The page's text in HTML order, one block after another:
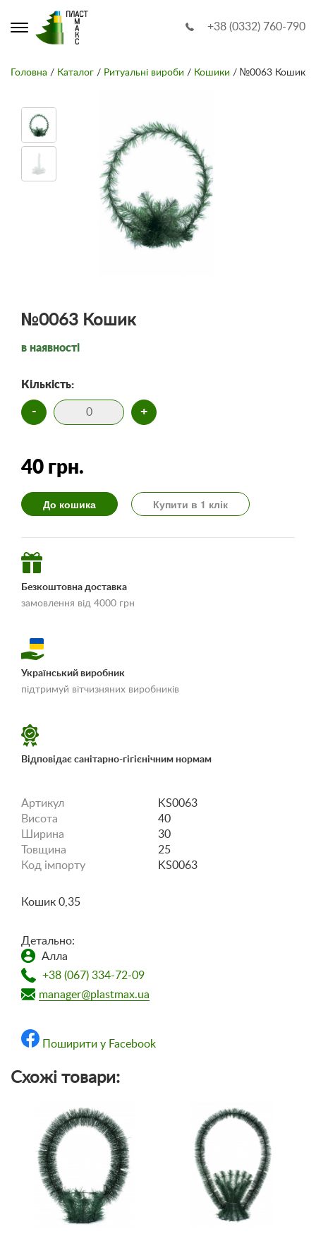
+38 (0332) 760-790
Головна / Каталог / Ритуальні вироби / Кошики / №0063 Кошик
№0063 Кошик
в наявності
Кількість:
- +
40 грн.
До кошика Купити в 1 клік
Безкоштовна доставка
замовлення від 4000 грн
«Умови доставки і
Український виробник
підтримуй вітчизняних виробників
Відповідає санітарно-гігієнічним нормам
Артикул
KS0063
Висота
40
Ширина
30
Товщина
25
Код імпорту
KS0063
Кошик 0,35
Детально:
Алла
+38 (067) 334-72-09
manager@plastmax.ua
Поширити у Facebook
Схожі товари: